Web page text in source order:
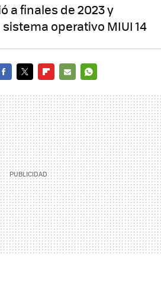
a finales de 2023 y
operativo MIUI 14
MAIL